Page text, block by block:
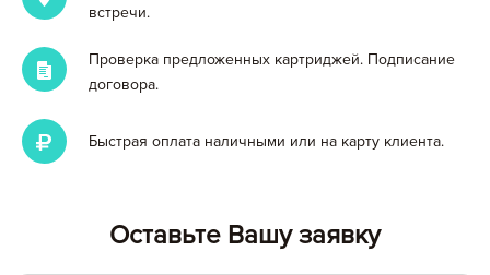
встречи.
Проверка предложенных картриджей. Подписание
договора.
Быстрая оплата наличными или на карту клиента.
Оставьте Вашу заявку
руб
Кол-во
руб.